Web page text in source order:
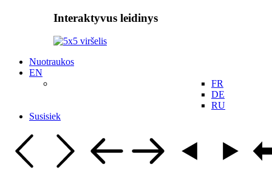
Interaktyvus leidinys
Nuotraukos
EN
FR
DE
RU
Susisiek